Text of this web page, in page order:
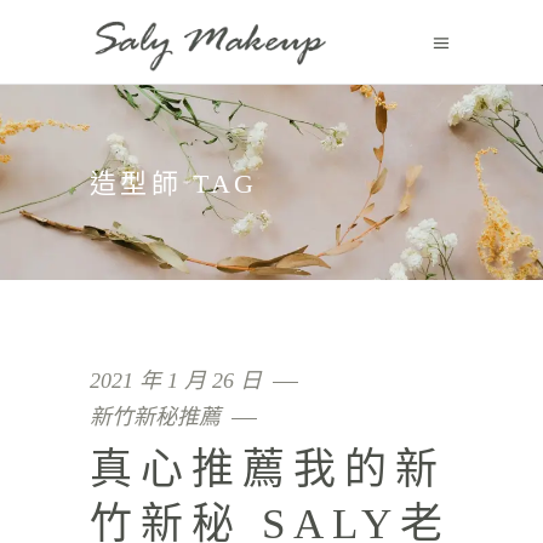
造型師 TAG
2021 年 1 月 26 日
新竹新秘推薦
真心推薦我的新
竹新秘 SALY老